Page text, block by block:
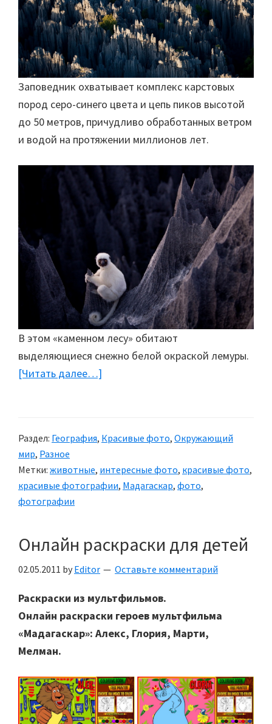
Заповедник охватывает комплекс карстовых
пород серо-синего цвета и цепь пиков высотой
до 50 метров, причудливо обработанных ветром
и водой на протяжении миллионов лет.
В этом «каменном лесу» обитают
выделяющиеся снежно белой окраской лемуры.
[Читать далее…]
(10
Раздел: География, Красивые фото, Окружающий
мир, Разное
Метки: животные, интересные фото, красивые фото,
красивые фотографии, Мадагаскар, фото,
фотографии
Онлайн раскраски для детей
02.05.2011 by Editor Оставьте комментарий
Раскраски из мультфильмов.
Онлайн раскраски героев мультфильма
«Мадагаскар»: Алекс, Глория, Марти,
Мелман.